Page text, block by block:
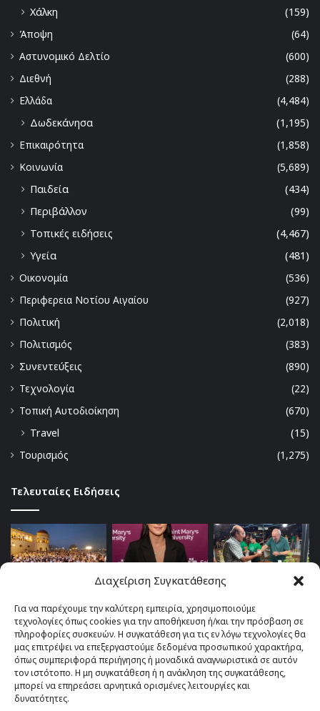
Διαχείριση Συγκατάθεσης
Για να παρέχουμε την καλύτερη εμπειρία, χρησιμοποιούμε
τεχνολογίες όπως cookies για την αποθήκευση ή/και την πρόσβαση σε
πληροφορίες συσκευών. Η συγκατάθεση για τις εν λόγω τεχνολογίες θα
μας επιτρέψει να επεξεργαστούμε δεδομένα προσωπικού χαρακτήρα,
όπως συμπεριφορά περιήγησης ή μοναδικά αναγνωριστικά σε αυτόν
τον ιστότοπο. Η μη συγκατάθεση ή η ανάκληση της συγκατάθεσης,
μπορεί να επηρεάσει αρνητικά ορισμένες λειτουργίες και
δυνατότητες.
Χάλκη
(159)
Άποψη
(64)
Αστυνομικό Δελτίο
(600)
Διεθνή
(288)
Ελλάδα
(4,484)
Δωδεκάνησα
(1,195)
Επικαιρότητα
(1,858)
Κοινωνία
(5,689)
Παιδεία
(434)
Περιβάλλον
(99)
Τοπικές ειδήσεις
(4,467)
Υγεία
(481)
Οικονομία
(536)
Περιφερεια Νοτίου Αιγαίου
(927)
Πολιτική
(2,018)
Πολιτισμός
(383)
Συνεντεύξεις
(890)
Τεχνολογία
(22)
Τοπική Αυτοδιοίκηση
(670)
Travel
(15)
Τουρισμός
(1,275)
Τελευταίες Ειδήσεις